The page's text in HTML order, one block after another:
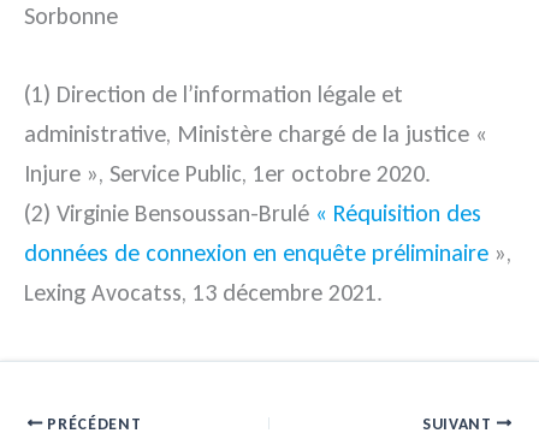
Sorbonne
(1) Direction de l’information légale et
administrative, Ministère chargé de la justice «
Injure », Service Public, 1er octobre 2020.
(2) Virginie Bensoussan-Brulé « Réquisition des
données de connexion en enquête préliminaire »,
Lexing Avocatss, 13 décembre 2021.
PRÉCÉDENT SUIVANT